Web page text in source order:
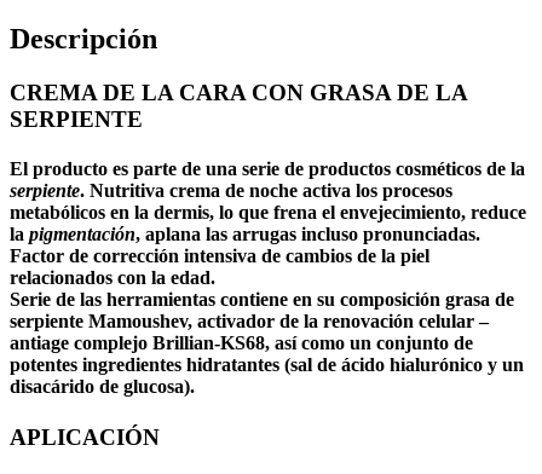
Descripción
CREMA DE LA CARA CON GRASA DE LA
SERPIENTE
El producto es parte de una serie de productos cosméticos de la
serpiente. Nutritiva crema de noche activa los procesos
metabólicos en la dermis, lo que frena el envejecimiento, reduce
la pigmentación, aplana las arrugas incluso pronunciadas.
Factor de corrección intensiva de cambios de la piel
relacionados con la edad.
Serie de las herramientas contiene en su composición grasa de
serpiente Mamoushev, activador de la renovación celular –
antiage complejo Brillian-KS68, así como un conjunto de
potentes ingredientes hidratantes (sal de ácido hialurónico y un
disacárido de glucosa).
APLICACIÓN